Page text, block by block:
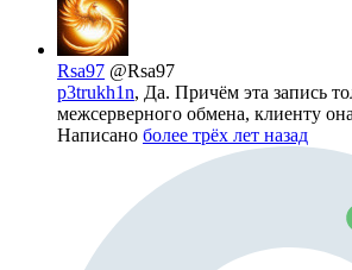
Rsa97 @Rsa97
p3trukh1n, Да. Причём эта запись
межсерверного обмена, клиенту
Написано более трёх лет назад